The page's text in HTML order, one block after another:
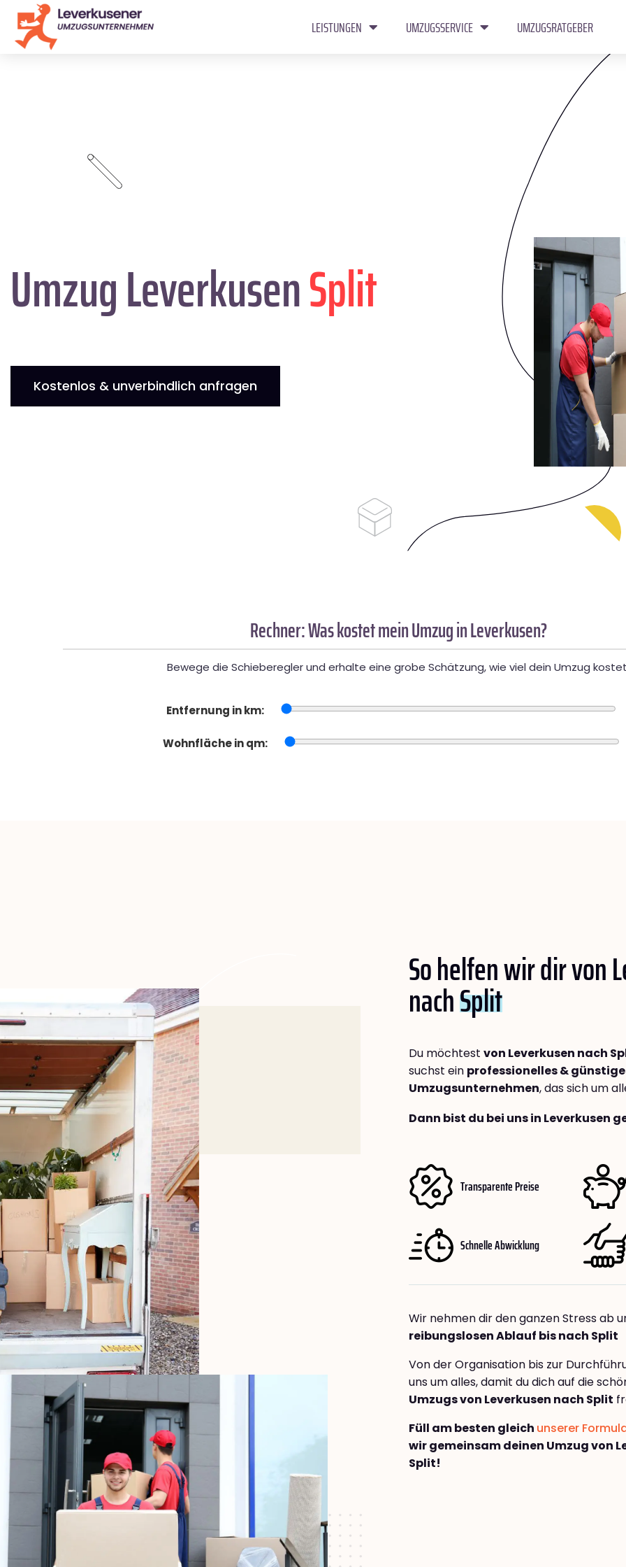
LEISTUNGEN UMZUGSSERVICE UMZUGSRATGEBER
Umzug LeverkusenSplit
Kostenlos & unverbindlich anfragen
Rechner: Was kostet mein Umzug in Leverkusen?
Bewege die Schieberegler und erhalte eine grobe Schätzung, wie viel dein Umzug
Entfernung in km:
Wohnfläche in qm:
So helfen wir dir von
nachSplit
Du möchtest von Leverkusen nach
suchst ein professionelles &
Umzugsunternehmen, das sich um
Dann bist du bei uns in Leverkusen
Transparente Preise
Schnelle Abwicklung
Wir nehmen dir den ganzen Stress ab
reibungslosen Ablauf bis nach Split
Von der Organisation bis zur
uns um alles, damit du dich auf die
Umzugs von Leverkusen nach Split
Füll am besten gleich unserer
wir gemeinsam deinen Umzug von
Split!